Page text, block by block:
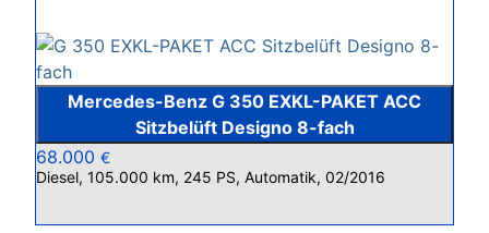
Mercedes-Benz G 350 EXKL-PAKET ACC
Sitzbelüft Designo 8-fach
68.000 €
Diesel, 105.000 km, 245 PS, Automatik, 02/2016